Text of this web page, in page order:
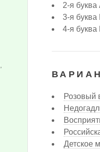
2-я буква
3-я буква
4-я буква
Розовый
Детское